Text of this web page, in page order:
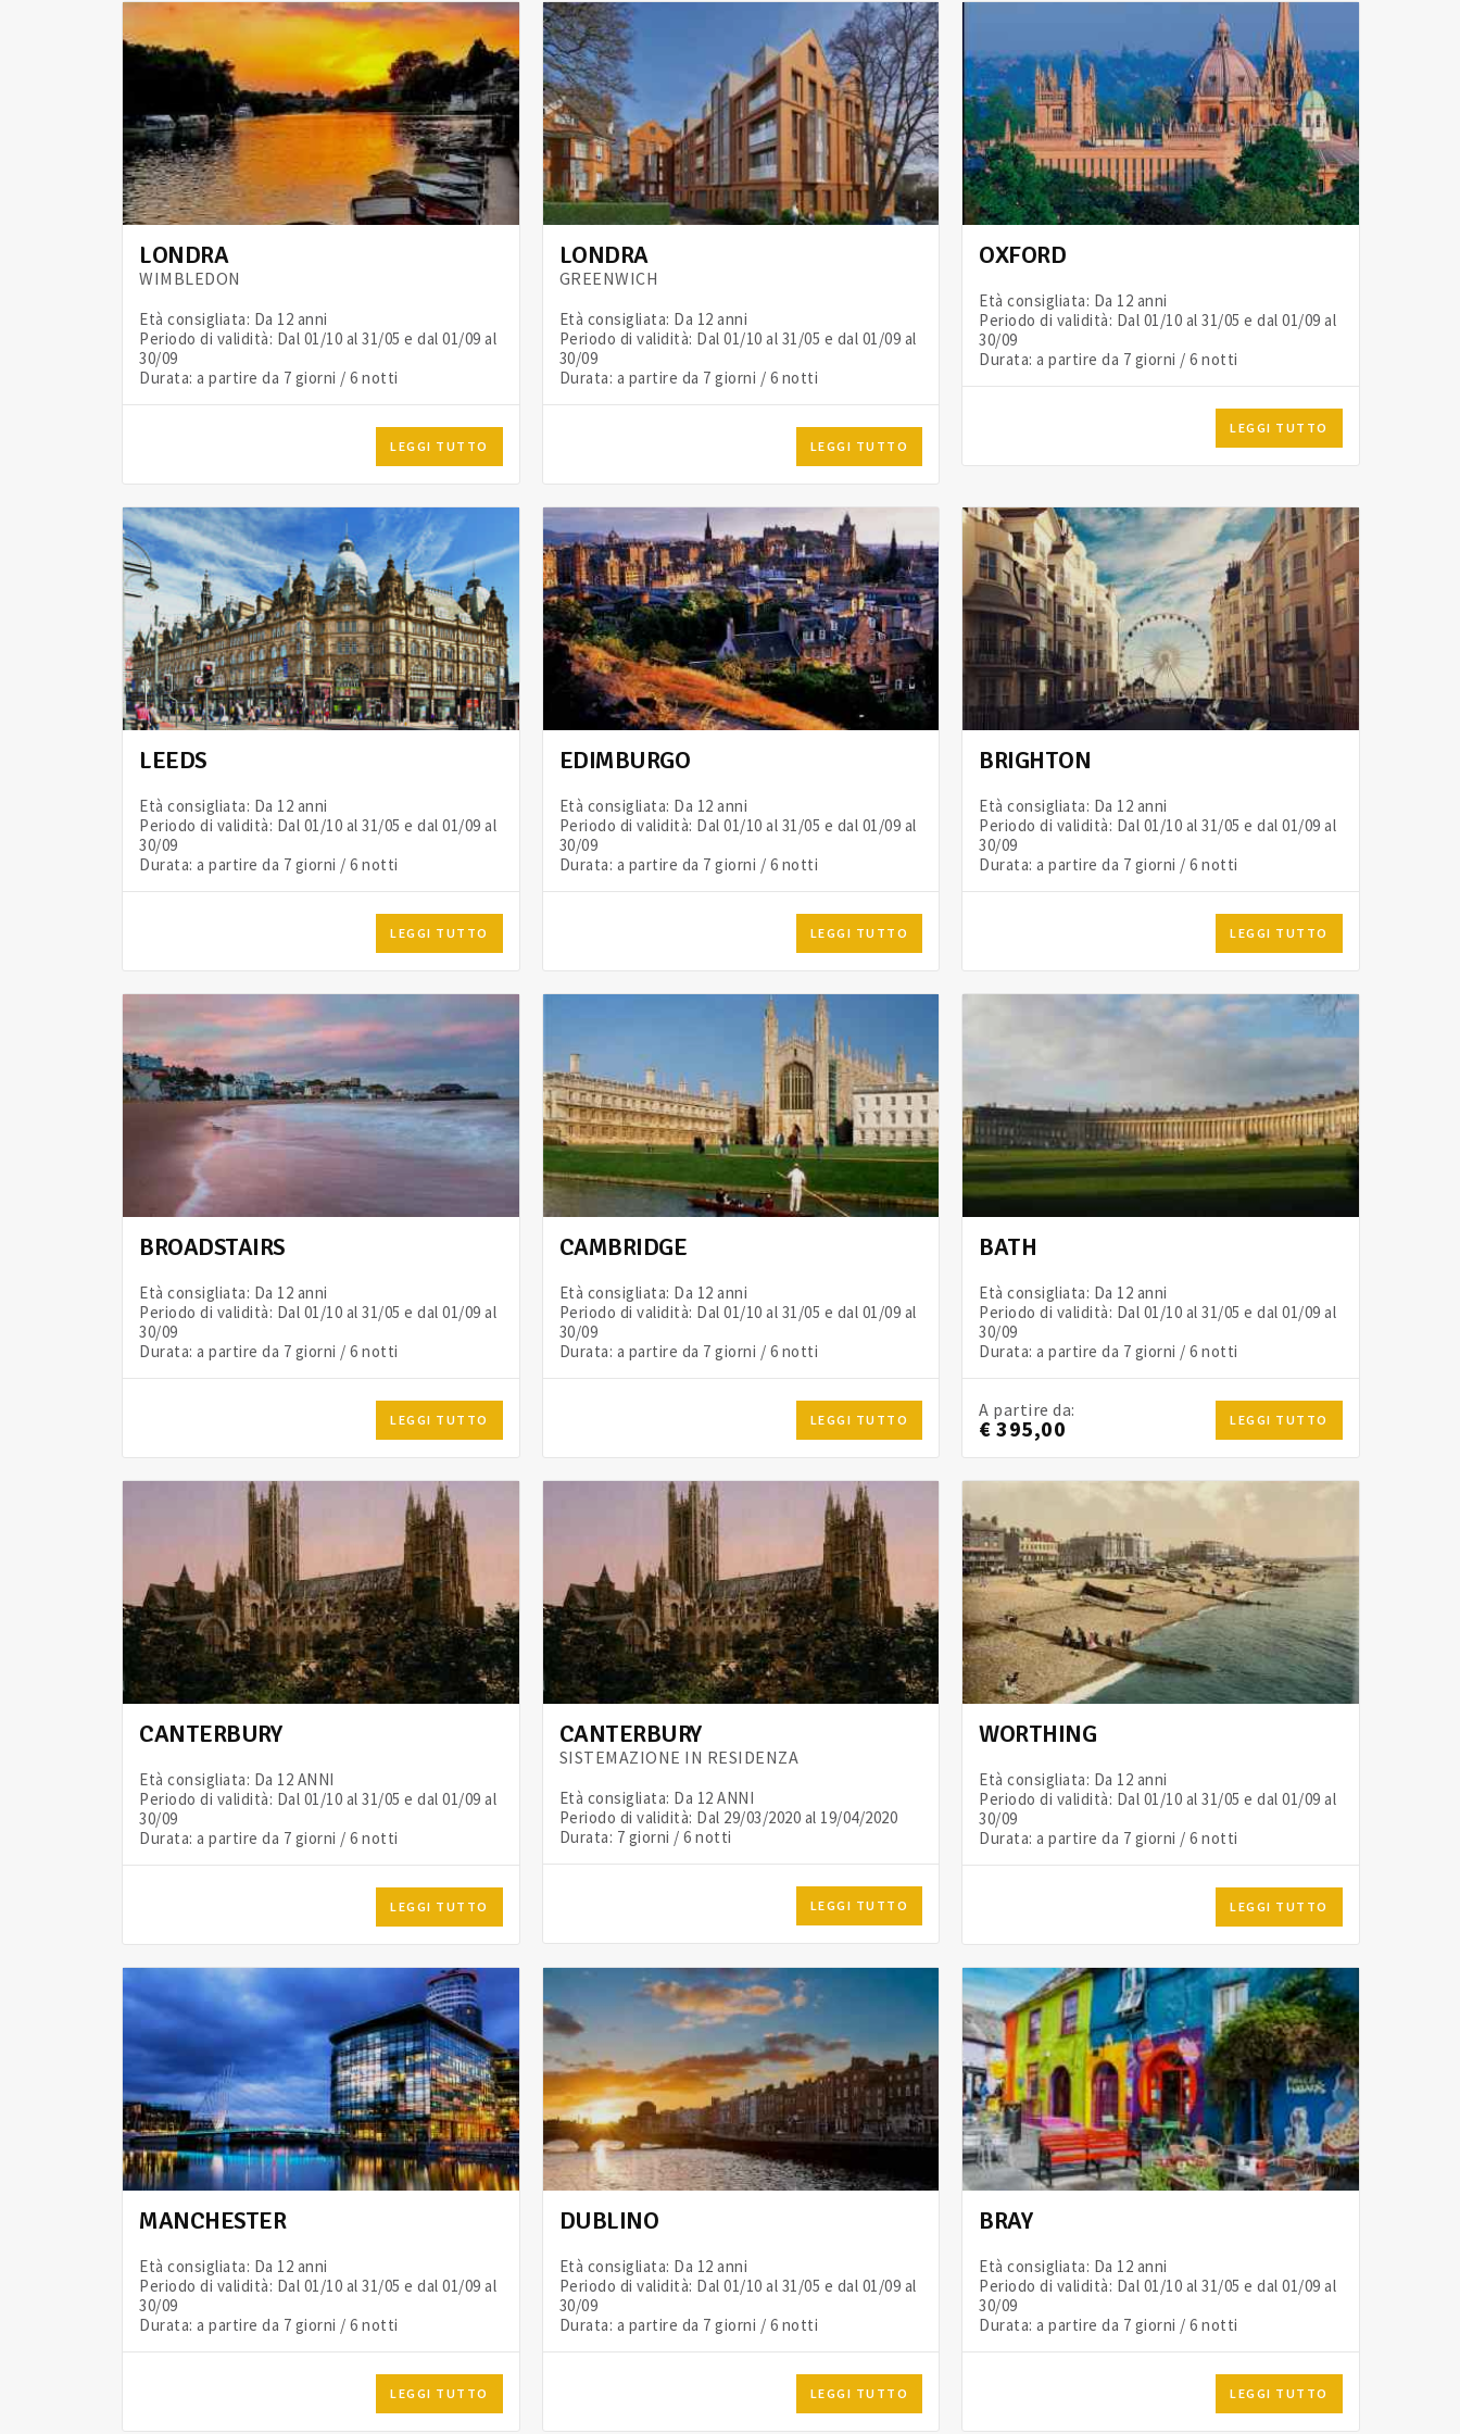
LONDRA
WIMBLEDON
Età consigliata: Da 12 anni
Periodo di validità: Dal 01/10 al 31/05 e dal 01/09 al
30/09
Durata: a partire da 7 giorni / 6 notti
LEGGI TUTTO
LONDRA
GREENWICH
Età consigliata: Da 12 anni
Periodo di validità: Dal 01/10 al 31/05 e dal 01/09 al
30/09
Durata: a partire da 7 giorni / 6 notti
LEGGI TUTTO
OXFORD
Età consigliata: Da 12 anni
Periodo di validità: Dal 01/10 al 31/05 e dal 01/09 al
30/09
Durata: a partire da 7 giorni / 6 notti
LEGGI TUTTO
LEEDS
Età consigliata: Da 12 anni
Periodo di validità: Dal 01/10 al 31/05 e dal 01/09 al
30/09
Durata: a partire da 7 giorni / 6 notti
LEGGI TUTTO
EDIMBURGO
Età consigliata: Da 12 anni
Periodo di validità: Dal 01/10 al 31/05 e dal 01/09 al
30/09
Durata: a partire da 7 giorni / 6 notti
LEGGI TUTTO
BRIGHTON
Età consigliata: Da 12 anni
Periodo di validità: Dal 01/10 al 31/05 e dal 01/09 al
30/09
Durata: a partire da 7 giorni / 6 notti
LEGGI TUTTO
BROADSTAIRS
Età consigliata: Da 12 anni
Periodo di validità: Dal 01/10 al 31/05 e dal 01/09 al
30/09
Durata: a partire da 7 giorni / 6 notti
LEGGI TUTTO
CAMBRIDGE
Età consigliata: Da 12 anni
Periodo di validità: Dal 01/10 al 31/05 e dal 01/09 al
30/09
Durata: a partire da 7 giorni / 6 notti
LEGGI TUTTO
BATH
Età consigliata: Da 12 anni
Periodo di validità: Dal 01/10 al 31/05 e dal 01/09 al
30/09
Durata: a partire da 7 giorni / 6 notti
A partire da:
€ 395,00 LEGGI TUTTO
CANTERBURY
Età consigliata: Da 12 ANNI
Periodo di validità: Dal 01/10 al 31/05 e dal 01/09 al
30/09
Durata: a partire da 7 giorni / 6 notti
LEGGI TUTTO
CANTERBURY
SISTEMAZIONE IN RESIDENZA
Età consigliata: Da 12 ANNI
Periodo di validità: Dal 29/03/2020 al 19/04/2020
Durata: 7 giorni / 6 notti
LEGGI TUTTO
WORTHING
Età consigliata: Da 12 anni
Periodo di validità: Dal 01/10 al 31/05 e dal 01/09 al
30/09
Durata: a partire da 7 giorni / 6 notti
LEGGI TUTTO
MANCHESTER
Età consigliata: Da 12 anni
Periodo di validità: Dal 01/10 al 31/05 e dal 01/09 al
30/09
Durata: a partire da 7 giorni / 6 notti
LEGGI TUTTO
DUBLINO
Età consigliata: Da 12 anni
Periodo di validità: Dal 01/10 al 31/05 e dal 01/09 al
30/09
Durata: a partire da 7 giorni / 6 notti
LEGGI TUTTO
BRAY
Età consigliata: Da 12 anni
Periodo di validità: Dal 01/10 al 31/05 e dal 01/09 al
30/09
Durata: a partire da 7 giorni / 6 notti
LEGGI TUTTO